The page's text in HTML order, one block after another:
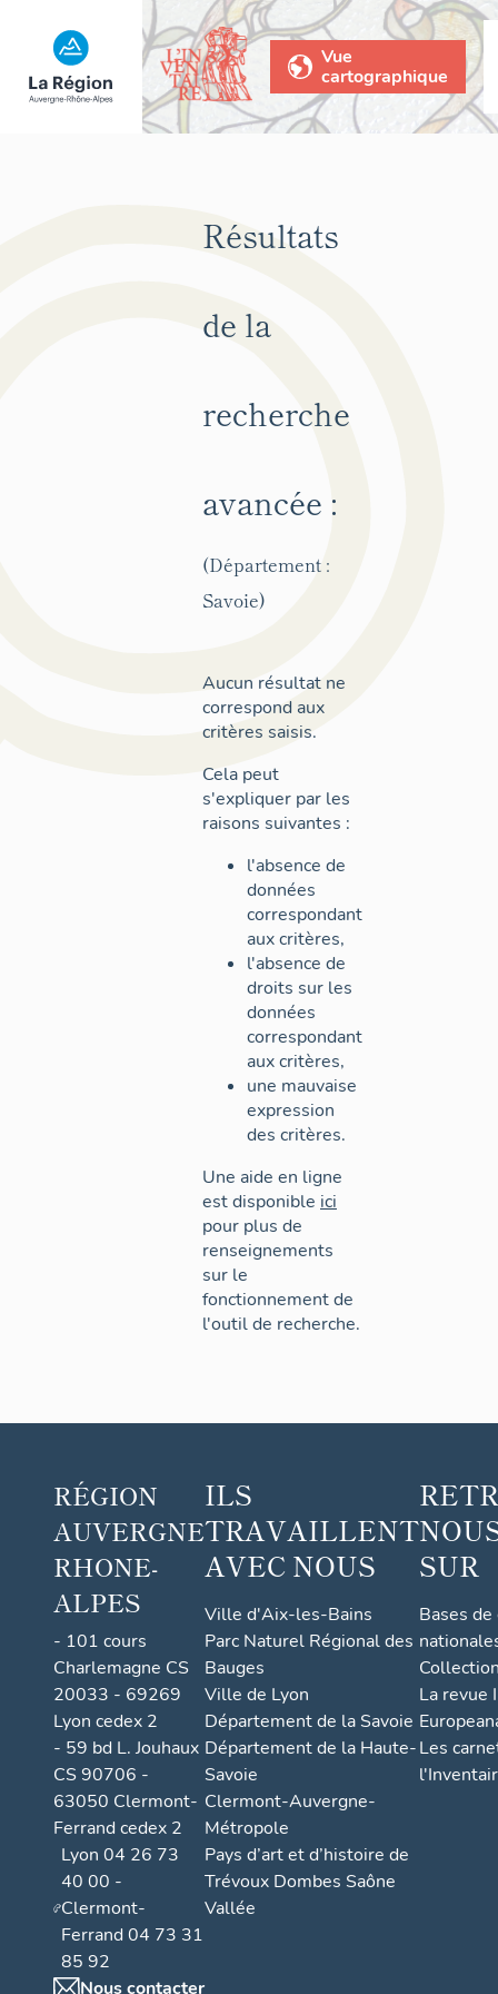
Vue
cartographique
Résultats
de la
recherche
avancée :
(Département :
Savoie)
Aucun résultat ne
correspond aux
critères saisis.
Cela peut
s'expliquer par les
raisons suivantes :
l'absence de
données
correspondant
aux critères,
l'absence de
droits sur les
données
correspondant
aux critères,
une mauvaise
expression
des critères.
Une aide en ligne
est disponible ici
pour plus de
renseignements
sur le
fonctionnement de
l'outil de recherche.
RÉGION
AUVERGNE
RHONE-
ALPES
- 101 cours
Charlemagne CS
20033 - 69269
Lyon cedex 2
- 59 bd L. Jouhaux
CS 90706 -
63050 Clermont-
Ferrand cedex 2
Lyon 04 26 73
40 00 -
Clermont-
Ferrand 04 73 31
85 92
Nous contacter
ILS
TRAVAILLENT
AVEC NOUS
Ville d'Aix-les-Bains
Parc Naturel Régional des
Bauges
Ville de Lyon
Département de la Savoie
Département de la Haute-
Savoie
Clermont-Auvergne-
Métropole
Pays d’art et d’histoire de
Trévoux Dombes Saône
Vallée
SUR
Bases
La revue
Les